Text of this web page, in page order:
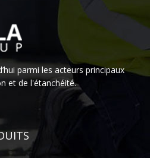
parmi les acteurs principaux
et de l'étanchéité.